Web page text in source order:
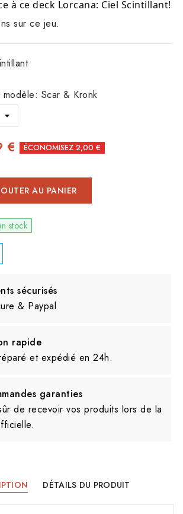
à ce deck Lorcana: Ciel Scintillant!
sur ce jeu.
Scar & Kronk
€ ÉCONOMISEZ 2,00 €
AU PANIER
stock
sécurisés
& Paypal
rapide
et expédié en 24h.
garanties
de recevoir vos produits lors de la
DÉTAILS DU PRODUIT